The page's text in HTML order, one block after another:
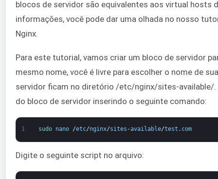
blocos de servidor são equivalentes aos virtual hosts
informações, você pode dar uma olhada no nosso
Nginx.
Para este tutorial, vamos criar um bloco de servidor
mesmo nome, você é livre para escolher o nome de
servidor ficam no diretório /etc/nginx/sites-available/.
do bloco de servidor inserindo o seguinte comando:
1 sudo nano /etc/nginx/sites -available/test . com
Digite o seguinte script no arquivo: